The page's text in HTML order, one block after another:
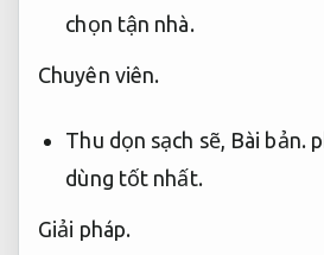
chọn tận nhà.
Chuyên viên.
Thu dọn sạch sẽ, Bài bản.
dùng tốt nhất.
Giải pháp.